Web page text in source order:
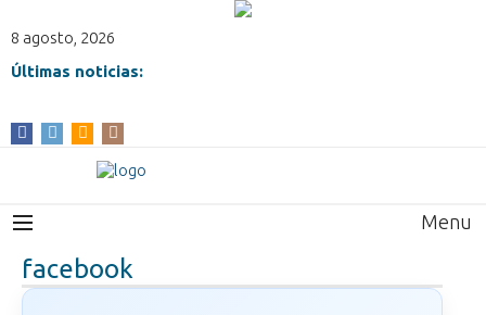
8 agosto, 2026
Últimas noticias:
Menu
facebook